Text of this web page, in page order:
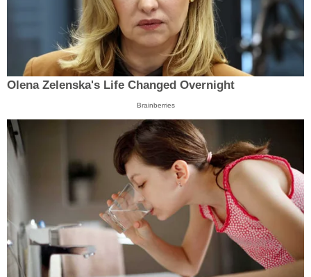
Olena Zelenska's Life Changed Overnight
Brainberries